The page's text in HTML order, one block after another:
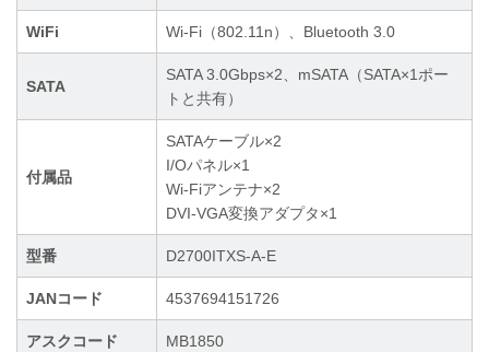
WiFi Wi-Fi（802.11n）、Bluetooth 3.0
SATA
SATA 3.0Gbps×2、mSATA（SATA×1ポー
トと共有）
付属品
SATAケーブル×2
I/Oパネル×1
Wi-Fiアンテナ×2
DVI-VGA変換アダプタ×1
型番 D2700ITXS-A-E
JANコード 4537694151726
アスクコード MB1850